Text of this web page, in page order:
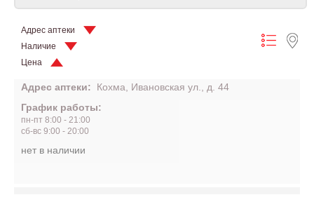
Адрес аптеки
Наличие
Цена
Адрес аптеки:
Кохма, Ивановская ул., д. 44
График работы:
пн-пт 8:00 - 21:00
сб-вс 9:00 - 20:00
нет в наличии